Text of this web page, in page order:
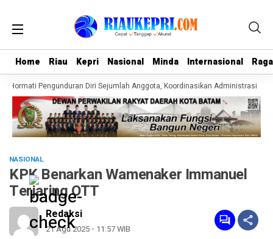
Home Riau Kepri Nasional Minda Internasional
Home Riau Kepri Nasional Minda Internasional
Hormati Pengunduran Diri Sejumlah Anggota, Koordinasikan Administrasi
NASIONAL
KPK Benarkan Wamenaker Immanuel
Terjaring OTT
Redaksi
21 Agu 2025 - 11:57 WIB